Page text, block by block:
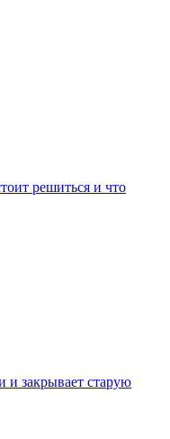
решиться и что
закрывает старую